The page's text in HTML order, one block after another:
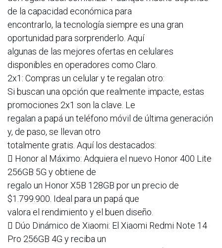
de la capacidad económica para
encontrarlo, la tecnología siempre es una gran
oportunidad para sorprenderlo. Aquí
algunas de las mejores ofertas en celulares
disponibles en operadores como Claro.
2x1: Compras un celular y te regalan otro:
Si buscan una opción que realmente impacte, estas
promociones 2x1 son la clave. Le
regalan a papá un teléfono móvil de última generación
y, de paso, se llevan otro
totalmente gratis. Aquí los destacados:
 Honor al Máximo: Adquiera el nuevo Honor 400 Lite
256GB 5G y obtiene de
regalo un Honor X5B 128GB por un precio de
$1.799.900. Ideal para un papá que
valora el rendimiento y el buen diseño.
 Dúo Dinámico de Xiaomi: El Xiaomi Redmi Note 14
Pro 256GB 4G y reciba un